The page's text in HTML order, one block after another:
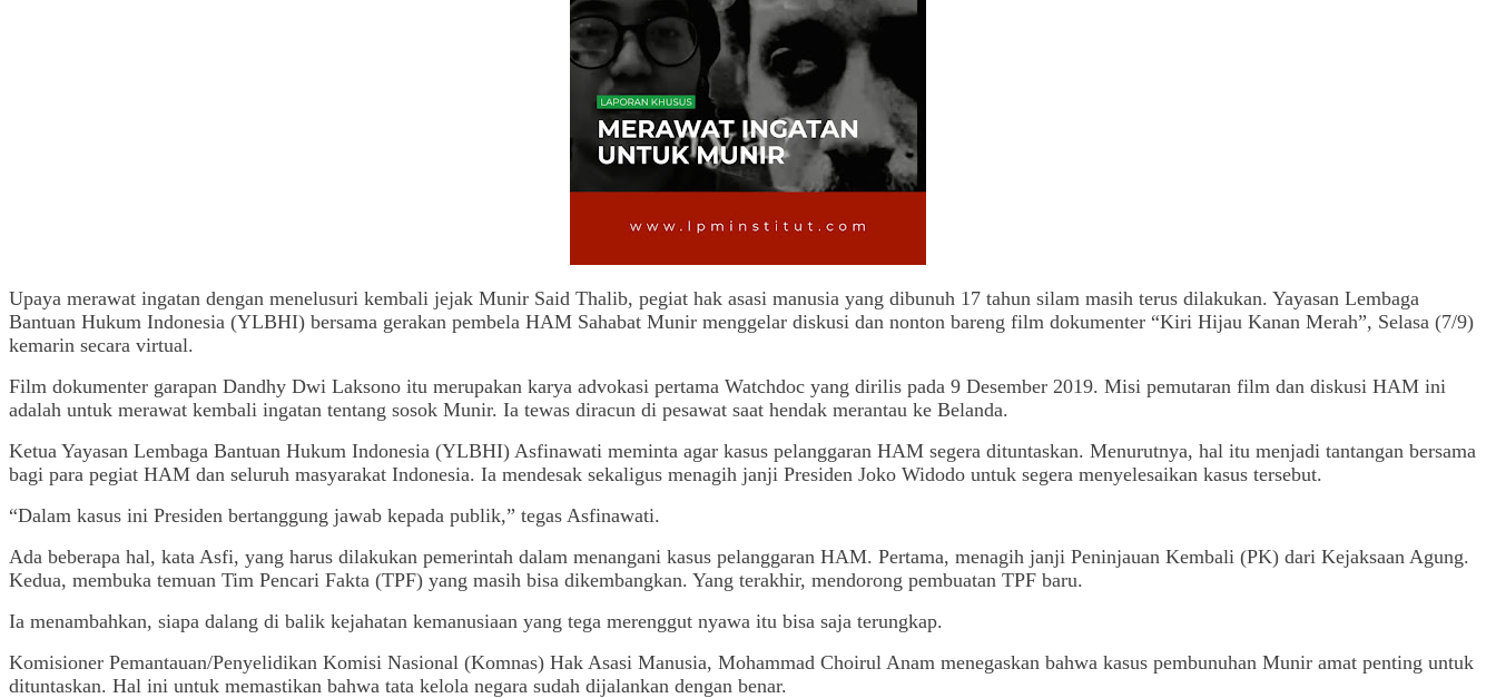
Upaya merawat ingatan dengan menelusuri kembali jejak Munir Said Thalib, pegiat hak asasi manusia yang dibunuh 17 tahun silam masih terus dilakukan. Yayasan Lembaga
Bantuan Hukum Indonesia (YLBHI) bersama gerakan pembela HAM Sahabat Munir menggelar diskusi dan nonton bareng film dokumenter “Kiri Hijau Kanan Merah”, Selasa (7/9)
kemarin secara virtual.
Film dokumenter garapan Dandhy Dwi Laksono itu merupakan karya advokasi pertama Watchdoc yang dirilis pada 9 Desember 2019. Misi pemutaran film dan diskusi HAM ini
adalah untuk merawat kembali ingatan tentang sosok Munir. Ia tewas diracun di pesawat saat hendak merantau ke Belanda.
Ketua Yayasan Lembaga Bantuan Hukum Indonesia (YLBHI) Asfinawati meminta agar kasus pelanggaran HAM segera dituntaskan. Menurutnya, hal itu menjadi tantangan bersama
bagi para pegiat HAM dan seluruh masyarakat Indonesia. Ia mendesak sekaligus menagih janji Presiden Joko Widodo untuk segera menyelesaikan kasus tersebut.
“Dalam kasus ini Presiden bertanggung jawab kepada publik,” tegas Asfinawati.
Ada beberapa hal, kata Asfi, yang harus dilakukan pemerintah dalam menangani kasus pelanggaran HAM. Pertama, menagih janji Peninjauan Kembali (PK) dari Kejaksaan Agung.
Kedua, membuka temuan Tim Pencari Fakta (TPF) yang masih bisa dikembangkan. Yang terakhir, mendorong pembuatan TPF baru.
Ia menambahkan, siapa dalang di balik kejahatan kemanusiaan yang tega merenggut nyawa itu bisa saja terungkap.
Komisioner Pemantauan/Penyelidikan Komisi Nasional (Komnas) Hak Asasi Manusia, Mohammad Choirul Anam menegaskan bahwa kasus pembunuhan Munir amat penting untuk
dituntaskan. Hal ini untuk memastikan bahwa tata kelola negara sudah dijalankan dengan benar.